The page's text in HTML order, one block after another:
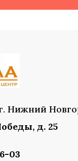
Нижний
д. 25
03